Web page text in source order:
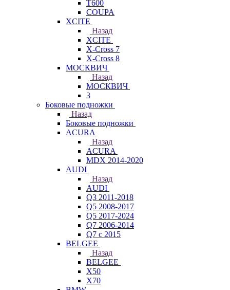
T600
COUPA
XCITE
Назад
XCITE
X-Cross 7
X-Cross 8
МОСКВИЧ
Назад
МОСКВИЧ
3
Боковые подножки
Назад
Боковые подножки
ACURA
Назад
ACURA
MDX 2014-2020
AUDI
Назад
AUDI
Q3 2011-2018
Q5 2008-2017
Q5 2017-2024
Q7 2006-2014
Q7 с 2015
BELGEE
Назад
BELGEE
X50
X70